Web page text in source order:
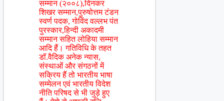
सम्मान (२००८),दिनकर
शिखर सम्मान,पुरुषोत्तम टंडन
स्वर्ण पदक, गोविंद वल्लभ पंत
पुरस्कार,हिन्दी अकादमी
सम्मान सहित लोहिया सम्मान
आदि हैं। गतिविधि के तहत
डॉ.वैदिक अनेक न्यास,
संस्थाओं और संगठनों में
सक्रिय हैं तो भारतीय भाषा
सम्मेलन एवं भारतीय विदेश
नीति परिषद से भी जुड़े हुए